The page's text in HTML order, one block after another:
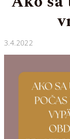
3.4.2022